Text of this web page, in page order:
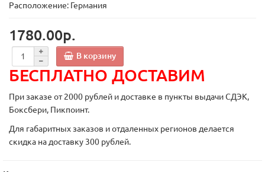
Расположение: Германия
1780.00р.
В корзину
БЕСПЛАТНО ДОСТАВИМ
При заказе от 2000 рублей и доставке в пункты выдачи СДЭК,
Боксбери, Пикпоинт.
Для габаритных заказов и отдаленных регионов делается
скидка на доставку 300 рублей.